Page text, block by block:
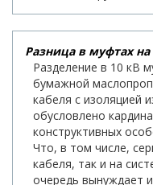
Разница в муфтах на
Разделение в 10 кВ
бумажной
кабеля с изоляцией
обусловлено
конструктивных
Что, в том числе,
кабеля, так и на
очередь вынуждает